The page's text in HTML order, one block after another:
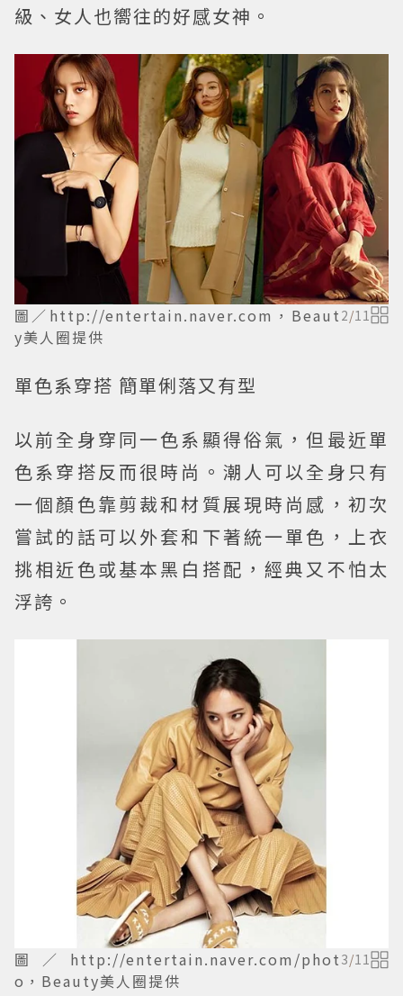
級、女人也嚮往的好感女神。
圖／http://entertain.naver.com，Beaut
y美人圈提供
2/11
單色系穿搭 簡單俐落又有型
以前全身穿同一色系顯得俗氣，但最近單
色系穿搭反而很時尚。潮人可以全身只有
一個顏色靠剪裁和材質展現時尚感，初次
嘗試的話可以外套和下著統一單色，上衣
挑相近色或基本黑白搭配，經典又不怕太
浮誇。
圖／http://entertain.naver.com/phot
o，Beauty美人圈提供
3/11